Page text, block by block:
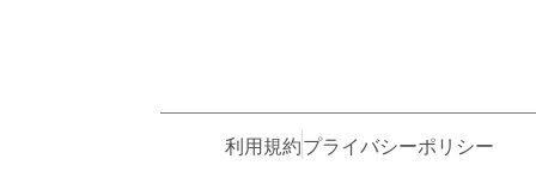
利用規約プライバシーポリシー